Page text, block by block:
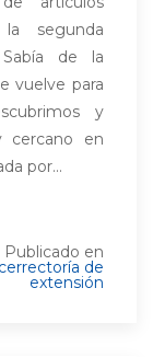
segunda
de la
vuelve para
y
cercano en
por...
Publicado en
de
extensión